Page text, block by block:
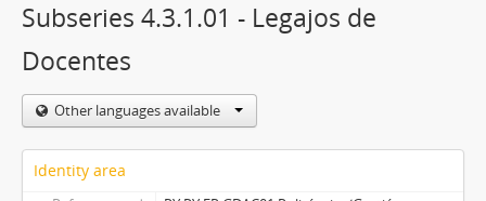
Subseries 4.3.1.01 - Legajos de
Docentes
Other languages available
Identity area